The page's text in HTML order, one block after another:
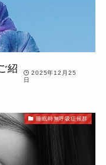
紹
2025年12月25
日
睡眠時無呼吸症候群